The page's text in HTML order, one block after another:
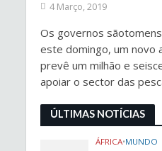
4 Março, 2019
Os governos
este domingo, um novo
prevê um milhão e
apoiar o sector das
ÚLTIMAS NOTÍCIAS
ÁFRICA•MUNDO